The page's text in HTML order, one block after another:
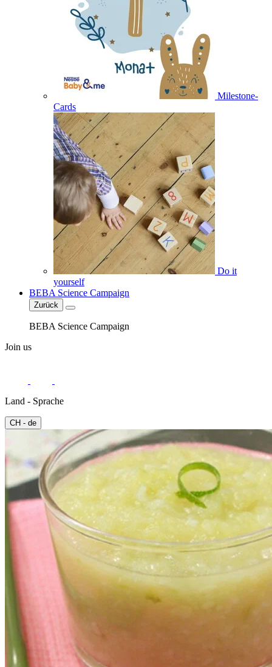
Milestone-
Cards
Do it
yourself
BEBA Science Campaign
Zurück
BEBA Science Campaign
Join us
Land - Sprache
CH - de